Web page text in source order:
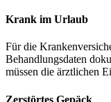
Krank im Urlaub
Für die
Behandlungsdaten
müssen die ärztlichen
Zerstörtes Gepäck